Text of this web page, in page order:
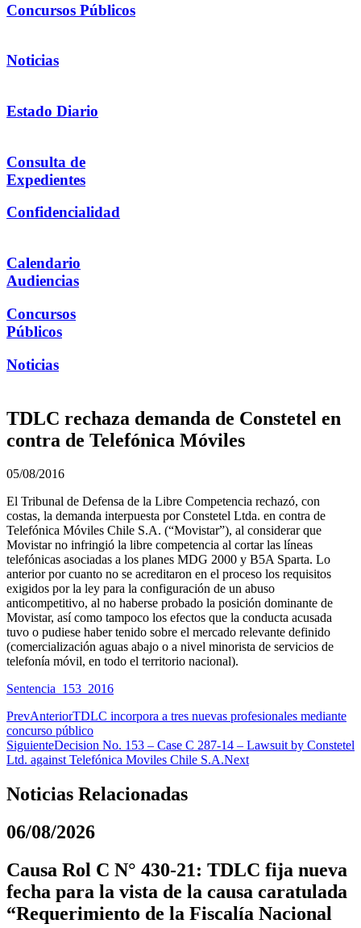
Concursos Públicos
Noticias
Estado Diario
Consulta de
Expedientes
Confidencialidad
Calendario
Audiencias
Concursos
Públicos
Noticias
TDLC rechaza demanda de Constetel en
contra de Telefónica Móviles
05/08/2016
El Tribunal de Defensa de la Libre Competencia rechazó, con
costas, la demanda interpuesta por Constetel Ltda. en contra de
Telefónica Móviles Chile S.A. (“Movistar”), al considerar que
Movistar no infringió la libre competencia al cortar las líneas
telefónicas asociadas a los planes MDG 2000 y B5A Sparta. Lo
anterior por cuanto no se acreditaron en el proceso los requisitos
exigidos por la ley para la configuración de un abuso
anticompetitivo, al no haberse probado la posición dominante de
Movistar, así como tampoco los efectos que la conducta acusada
tuvo o pudiese haber tenido sobre el mercado relevante definido
(comercialización aguas abajo o a nivel minorista de servicios de
telefonía móvil, en todo el territorio nacional).
Sentencia_153_2016
PrevAnteriorTDLC incorpora a tres nuevas profesionales mediante
concurso público
SiguienteDecision No. 153 – Case C 287-14 – Lawsuit by Constetel
Ltd. against Telefónica Moviles Chile S.A.Next
Noticias Relacionadas
06/08/2026
Causa Rol C N° 430-21: TDLC fija nueva
fecha para la vista de la causa caratulada
“Requerimiento de la Fiscalía Nacional